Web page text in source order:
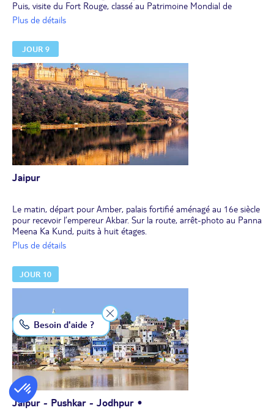
Puis, visite du Fort Rouge, classé au Patrimoine Mondial de
l’UNESCO. Ensuite, route pour Jaipur. Arrêt à Fatehpur-Sikri,
tombeau de Salim Chishti.
Déjeuner en cours de route.
Arrivée à Jaipur, vous assisterez à une cérémonie de l'arti au
temple Govind Dev ji.
Installation pour 2 nuits à l'hôtel, dîner et nuit.
Plus de détails
JOUR 9
Jaipur
Le matin, départ pour Amber, palais fortifié aménagé au 16e siècle
pour recevoir l’empereur Akbar. Sur la route, arrêt-photo au Panna
Meena Ka Kund, puits à huit étages.
Montée au fort et visite des édifices princiers.
dégustation du "jeera aloo".
Découverte de la ville : le City Palace, le palais du maharajah,
passage devant le Hawa Mahal, "palais des vents" et découverte de
instruments astronomiques.
Le soir, séance de cinéma Bollywood au Raj Mandir.
Dîner accompagné de danses indiennes, nuit à l'hôtel.
Plus de détails
JOUR 10
Jaipur - Pushkar - Jodhpur •
Besoin d'aide ?